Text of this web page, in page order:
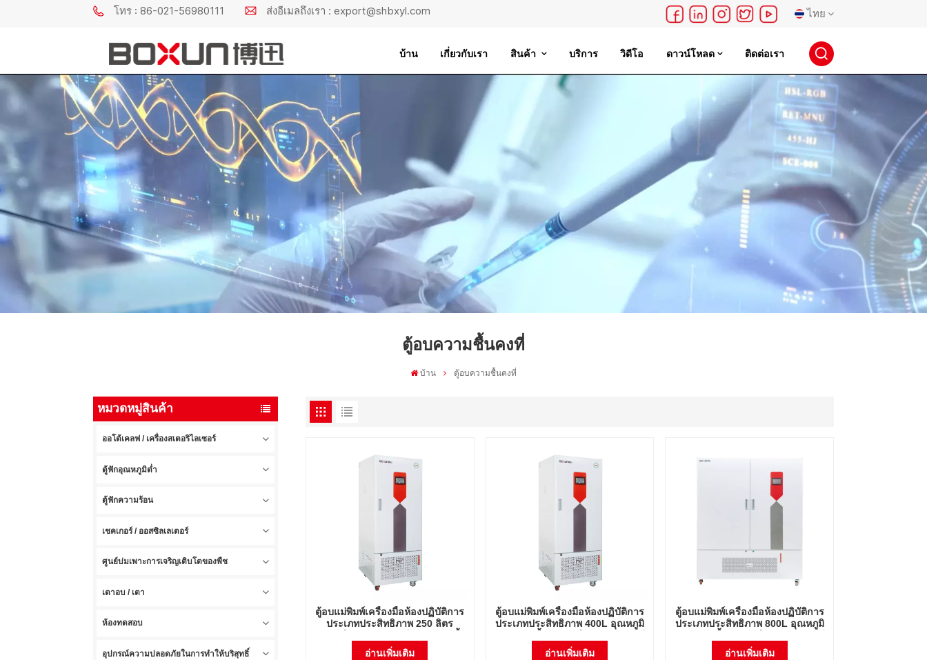
โทร : 86-021-56980111 ส่งอีเมลถึงเรา : export@shbxyl.com ไทย
English
français
русский
español
português
日本語
บ้าน เกี่ยวกับเรา สินค้า บริการ วิดีโอ ดาวน์โหลด ติดต่อเรา
ตู้อบความชื้นคงที่
บ้าน ตู้อบความชื้นคงที่
หมวดหมู่สินค้า
ออโต้เคลฟ / เครื่องสเตอริไลเซอร์
ตู้ฟักอุณหภูมิต่ำ
ตู้ฟักความร้อน
เชคเกอร์ / ออสซิลเลเตอร์
ศูนย์บ่มเพาะการเจริญเติบโตของพืช
เตาอบ / เตา
ห้องทดสอบ
อุปกรณ์ความปลอดภัยในการทำให้บริสุทธิ์
ตู้อบแม่พิมพ์เครื่องมือห้องปฏิบัติการ
ประเภทประสิทธิภาพ 250 ลิตร
พร้อมหลอด UV
อ่านเพิ่มเติม
ตู้อบแม่พิมพ์เครื่องมือห้องปฏิบัติการ
ประเภทประสิทธิภาพ 400L อุณหภูมิ
พร้อมหลอด UV
อ่านเพิ่มเติม
ตู้อบแม่พิมพ์เครื่องมือห้องปฏิบัติการ
ประเภทประสิทธิภาพ 800L อุณหภูมิ
พร้อมหลอด UV
อ่านเพิ่มเติม